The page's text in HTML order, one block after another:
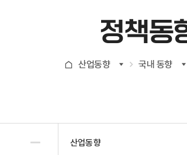
정책동
산업동향 국내 동향
산업동향